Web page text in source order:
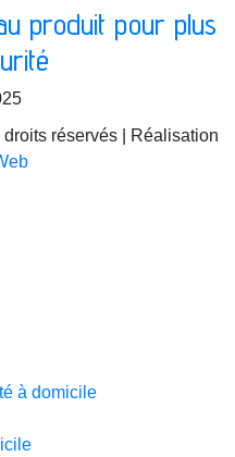
produit pour plus
réservés | Réalisation
à domicile